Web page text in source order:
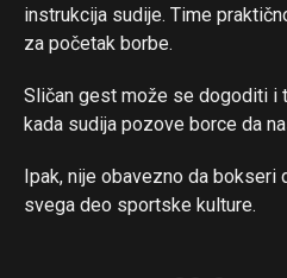
instrukcija sudije. Time
za početak borbe.
Sličan gest može se dogoditi i
kada sudija pozove borce da
Ipak, nije obavezno da
svega deo sportske kulture.